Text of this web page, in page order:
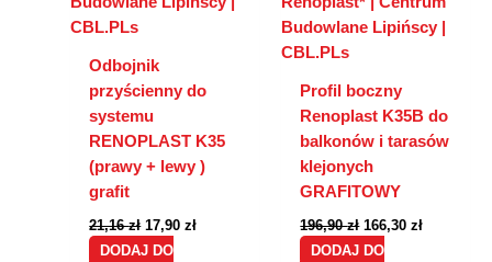
Odbojnik
przyścienny do
systemu
RENOPLAST K35
(prawy + lewy )
grafit
21,16zł 17,90zł
DODAJ DO
Profil boczny
Renoplast K35B do
balkonów i tarasów
klejonych
GRAFITOWY
196,90zł 166,30zł
DODAJ DO